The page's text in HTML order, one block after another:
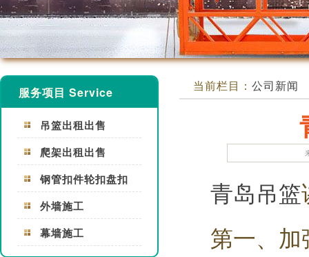
服务项目 Service
吊篮出租出售
爬架出租出售
钢管扣件轮扣盘扣
外墙施工
幕墙施工
当前栏目： 公司新闻
青岛吊篮
第一、